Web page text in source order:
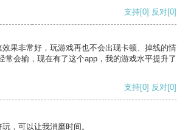
支持[0] 反对[0]
果非常好，玩游戏再也不会出现卡顿、掉线的情
常会输，现在有了这个app，我的游戏水平提升了
支持[0] 反对[0]
，可以让我消磨时间。